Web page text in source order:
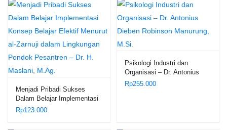
Menjadi Pribadi Sukses
Dalam Belajar Implementasi
Konsep Belajar Efektif
Rp123.000
Psikologi Industri dan
Organisasi – Dr. Antonius
Dieben Robinson Manurung,
Rp255.000